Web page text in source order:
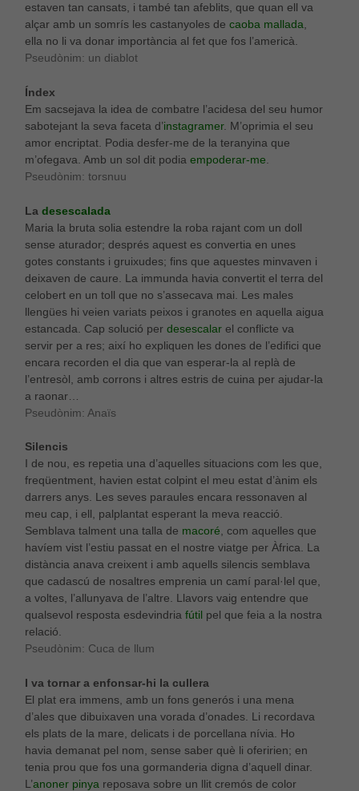
estaven tan cansats, i també tan afeblits, que quan ell va
alçar amb un somrís les castanyoles de caoba mallada,
ella no li va donar importància al fet que fos l’americà.
Pseudònim: un diablot
Índex
Em sacsejava la idea de combatre l’acidesa del seu humor
sabotejant la seva faceta d’instagramer. M’oprimia el seu
amor encriptat. Podia desfer-me de la teranyina que
m’ofegava. Amb un sol dit podia empoderar-me
Pseudònim: torsnuu
La desescalada
Maria la bruta solia estendre la roba rajant com un doll
sense aturador; després aquest es convertia en unes
gotes constants i gruixudes; fins que aquestes minvaven i
deixaven de caure. La immunda havia convertit el terra del
celobert en un toll que no s’assecava mai. Les males
llengües hi veien variats peixos i granotes en aquella aigua
estancada. Cap solució per desescalarel conflicte va
servir per a res; així ho expliquen les dones de l’edifici que
encara recorden el dia que van esperar-la al replà de
l’entresòl, amb corrons i altres estris de cuina per ajudar-la
a raonar…
Pseudònim: Anaïs
Silencis
I de nou, es repetia una d’aquelles situacions com les que,
freqüentment, havien estat colpint el meu estat d’ànim els
darrers anys. Les seves paraules encara ressonaven al
meu cap, i ell, palplantat esperant la meva reacció.
Semblava talment una talla de macoré , com aquelles que
havíem vist l’estiu passat en el nostre viatge per Àfrica. La
distància anava creixent i amb aquells silencis semblava
que cadascú de nosaltres emprenia un camí paral·lel que,
a voltes, l’allunyava de l’altre. Llavors vaig entendre que
qualsevol resposta esdevindria fútil pel que feia a la nostra
relació.
Pseudònim: Cuca de llum
I va tornar a enfonsar-hi la cullera
El plat era immens, amb un fons generós i una mena
d’ales que dibuixaven una vorada d’onades. Li recordava
els plats de la mare, delicats i de porcellana nívia. Ho
havia demanat pel nom, sense saber què li oferirien; en
tenia prou que fos una gormanderia digna d’aquell dinar.
L’anoner pinya reposava sobre un llit cremós de color